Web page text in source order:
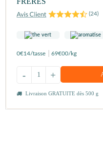
(24)
0€14/tasse 69€00/kg
+
-
Livraison GRATUITE dès 500 g